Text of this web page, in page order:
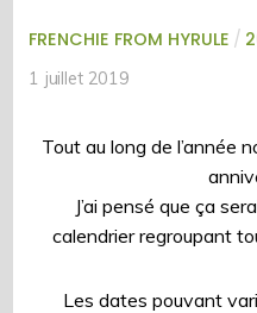
FRENCHIE FROM HYRULE /
1 juillet 2019
Tout au long de l’année
J’ai pensé que ça
calendrier regroupant
Les dates pouvant